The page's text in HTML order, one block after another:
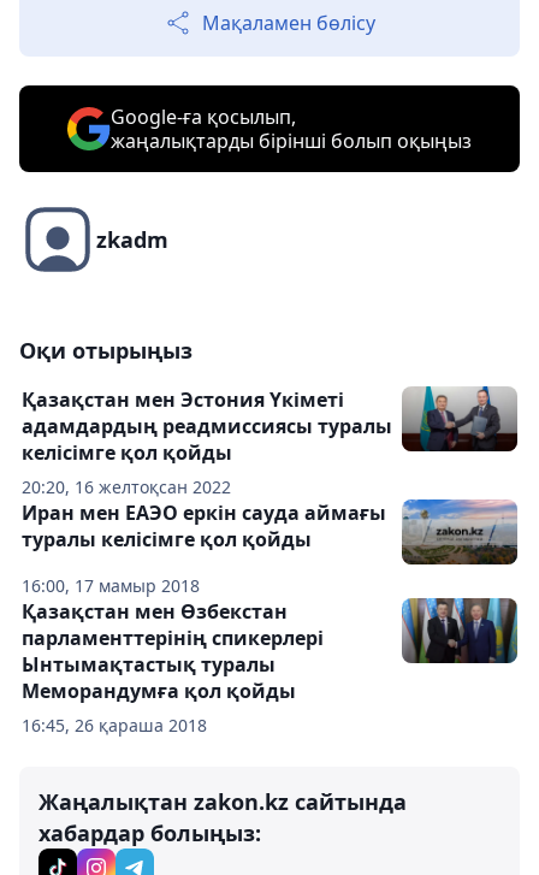
Мақаламен бөлісу
Google-ға қосылып,
жаңалықтарды бірінші болып оқыңыз
zkadm
Оқи отырыңыз
20:20, 16 желтоқсан 2022
Қазақстан мен Эстония Үкіметі
адамдардың реадмиссиясы туралы
келісімге қол қойды
16:00, 17 мамыр 2018
Иран мен ЕАЭО еркін сауда аймағы
туралы келісімге қол қойды
16:45, 26 қараша 2018
Қазақстан мен Өзбекстан
парламенттерінің cпикерлері
Ынтымақтастық туралы
Меморандумға қол қойды
Жаңалықтан zakon.kz сайтында
хабардар болыңыз: